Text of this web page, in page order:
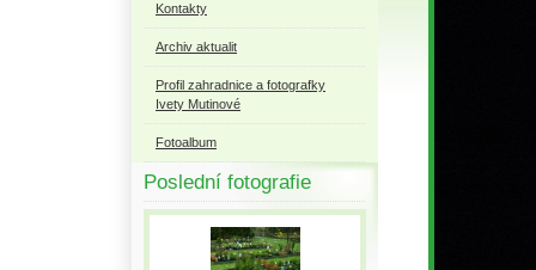
Kontakty
Archiv aktualit
Profil zahradnice a fotografky
Ivety Mutinové
Fotoalbum
Poslední fotografie